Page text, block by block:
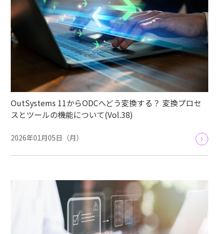
OutSystems 11からODCへどう変換する？ 変換プロセ
スとツールの機能について(Vol.38)
2026年01月05日（月）